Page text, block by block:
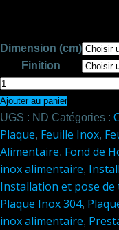
Dimension (cm)
Finition
quantité
de
Crédence
de
Cuisine
en
Inox
-
Alimentaire
Ajouter au panier
UGS : ND Catégories :
Plaque, Feuille Inox,
Alimentaire, Fond de
inox alimentaire,
Installation et pose
Plaque Inox 304,
inox alimentaire,